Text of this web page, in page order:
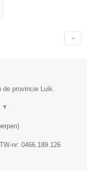
provincie Luik.
▼
)
nr: 0466.189.126